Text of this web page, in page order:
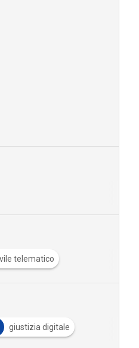
telematico
giustizia digitale